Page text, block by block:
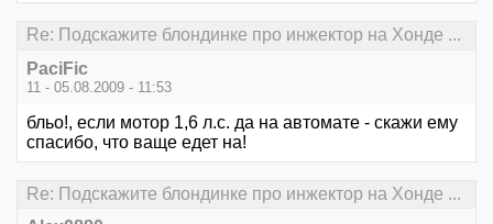
Re: Подскажите блондинке про инжектор на Хонде ...
PaciFic
11 - 05.08.2009 - 11:53
бльо!, если мотор 1,6 л.с. да на автомате - скажи ему
спасибо, что ваще едет на!
Re: Подскажите блондинке про инжектор на Хонде ...